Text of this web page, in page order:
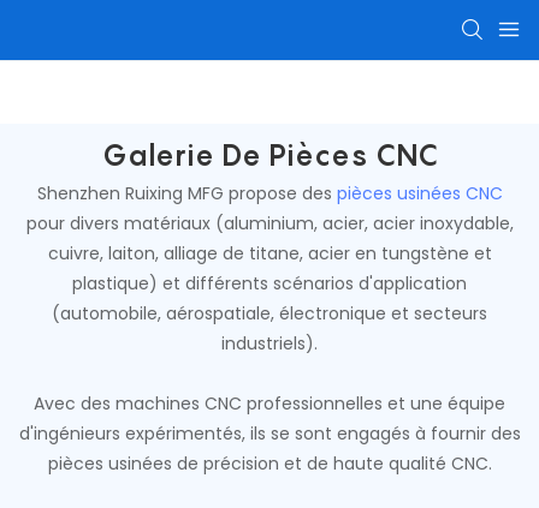
Galerie De Pièces CNC
Shenzhen Ruixing MFG propose des pièces usinées CNC
pour divers matériaux (aluminium, acier, acier inoxydable,
cuivre, laiton, alliage de titane, acier en tungstène et
plastique) et différents scénarios d'application
(automobile, aérospatiale, électronique et secteurs
industriels).
Avec des machines CNC professionnelles et une équipe
d'ingénieurs expérimentés, ils se sont engagés à fournir des
pièces usinées de précision et de haute qualité CNC.